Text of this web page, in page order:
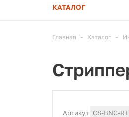
КАТАЛОГ
Главная - Каталог -
Артикул CS-BNC-RT